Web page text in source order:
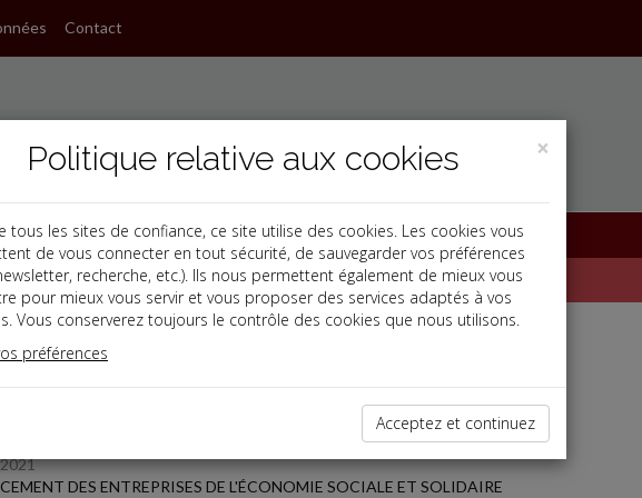
Contact
dernières dépêches
DES ENTREPRISES DE L'ÉCONOMIE SOCIALE ET SOLIDAIRE
×
Politique relative aux cookies
tous les sites de confiance, ce site utilise des cookies. Les cookies vous
de vous connecter en tout sécurité, de sauvegarder vos préférences
recherche, etc.). Ils nous permettent également de mieux vous
pour mieux vous servir et vous proposer des services adaptés à vos
Vous conserverez toujours le contrôle des cookies que nous utilisons.
préférences
Acceptez et continuez